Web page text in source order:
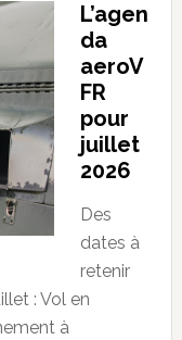
L’agen
da
aeroV
FR
pour
juillet
2026
Des
dates à
retenir
: Vol en
à